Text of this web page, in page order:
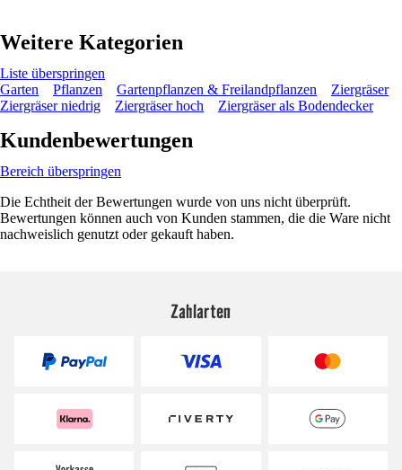
Weitere Kategorien
Liste überspringen
Garten
Pflanzen Gartenpflanzen & Freilandpflanzen
Ziergräser
Ziergräser niedrig
Ziergräser hoch Ziergräser als Bodendecker
Kundenbewertungen
Bereich überspringen
Die Echtheit der Bewertungen wurde von uns nicht überprüft.
Bewertungen können auch von Kunden stammen, die die Ware nicht
nachweislich genutzt oder gekauft haben.
Zahlarten